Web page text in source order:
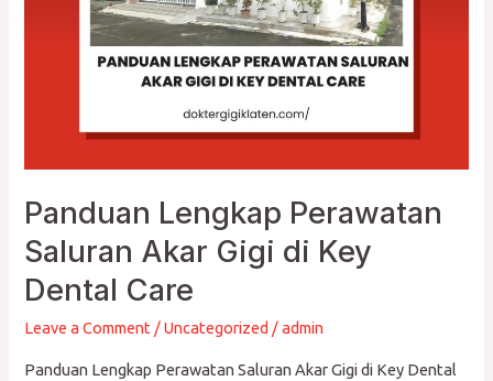
Panduan Lengkap Perawatan
Saluran Akar Gigi di Key
Dental Care
Leave a Comment /Uncategorized /admin
Panduan Lengkap Perawatan Saluran Akar Gigi di Key Dental